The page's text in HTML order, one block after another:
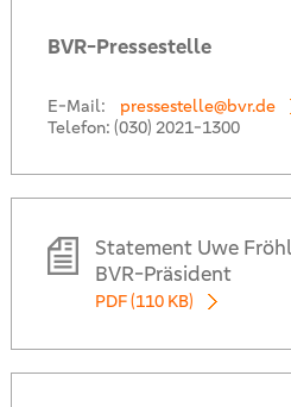
BVR-Pressestelle
E-Mail:
pressestelle@bvr.de
Telefon: (030) 2021-1300
Statement Uwe
BVR-Präsident
PDF (110 KB)